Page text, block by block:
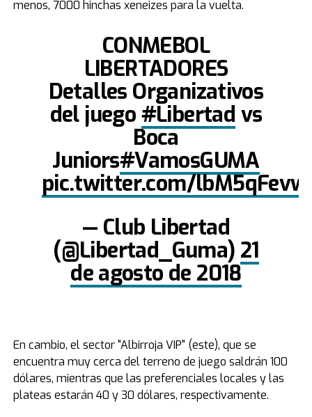
menos, 7000 hinchas xeneizes para la vuelta.
CONMEBOL
LIBERTADORES
Detalles Organizativos
del juego #Libertad vs
Boca
Juniors#VamosGUMA
pic.twitter.com/
— Club Libertad
(@Libertad_Guma) 21
de agosto de 2018
En cambio, el sector "Albirroja VIP" (este), que se
encuentra muy cerca del terreno de juego saldrán 100
dólares, mientras que las preferenciales locales y las
plateas estarán 40 y 30 dólares, respectivamente.